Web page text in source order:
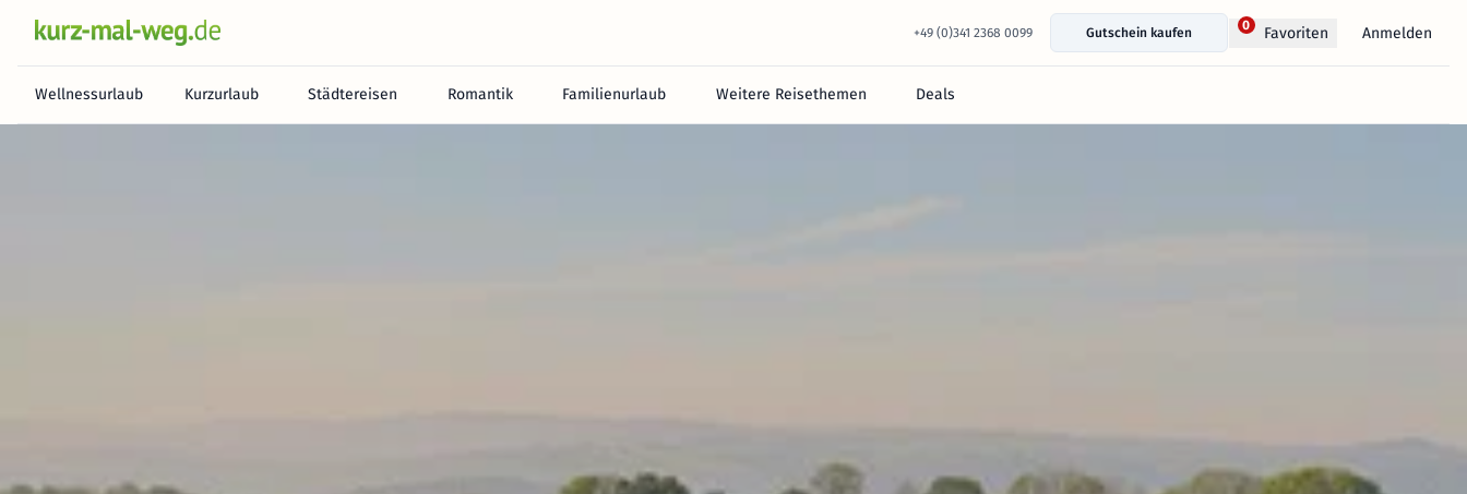
+49 (0)341 2368 0099 Gutschein kaufen
0 Favoriten Anmelden
Wellnessurlaub Kurzurlaub Städtereisen Romantik Familienurlaub Weitere Reisethemen Deals